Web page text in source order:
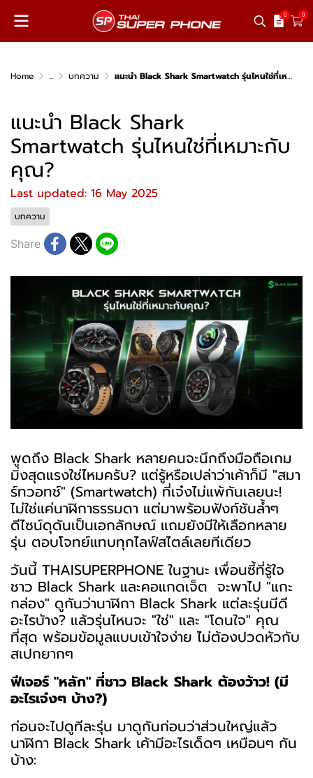
0 0
Home ... บทความ แนะนำ Black Shark Smartwatch รุ่นไหนใช่ที่เหมาะกับคุณ?
แนะนำ Black Shark
Smartwatch รุ่นไหนใช่ที่เหมาะกับ
คุณ?
Last updated: 16 May 2025
บทความ
Share
พูดถึง Black Shark หลายคนจะนึกถึงมือถือเกม
มิ่งสุดแรงใช่ไหมครับ? แต่รู้หรือเปล่าว่าเค้าก็มี "สมา
ร์ทวอทช์" (Smartwatch) ที่เจ๋งไม่แพ้กันเลยนะ!
ไม่ใช่แค่นาฬิกาธรรมดา แต่มาพร้อมฟังก์ชันล้ำๆ
ดีไซน์ดุดันเป็นเอกลักษณ์ แถมยังมีให้เลือกหลาย
รุ่น ตอบโจทย์แทบทุกไลฟ์สไตล์เลยทีเดียว
วันนี้ THAISUPERPHONE ในฐานะ เพื่อนซี้ที่รู้ใจ
ชาว Black Shark และคอแกดเจ็ต จะพาไป "แกะ
กล่อง" ดูกันว่านาฬิกา Black Shark แต่ละรุ่นมีดี
อะไรบ้าง? แล้วรุ่นไหนจะ "ใช่" และ "โดนใจ" คุณ
ที่สุด พร้อมข้อมูลแบบเข้าใจง่าย ไม่ต้องปวดหัวกับ
สเปกยากๆ
ฟีเจอร์ "หลัก" ที่ชาว Black Shark ต้องว้าว! (มี
อะไรเจ๋งๆ บ้าง?)
ก่อนจะไปดูทีละรุ่น มาดูกันก่อนว่าส่วนใหญ่แล้ว
นาฬิกา Black Shark เค้ามีอะไรเด็ดๆ เหมือนๆ กัน
บ้าง: